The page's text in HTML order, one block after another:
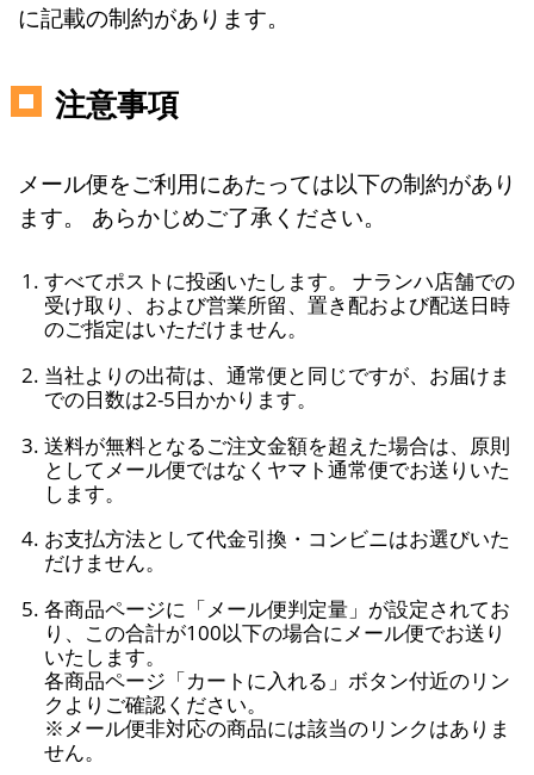
に記載の制約があります。
注意事項
メール便をご利用にあたっては以下の制約があり
ます。 あらかじめご了承ください。
すべてポストに投函いたします。 ナランハ店舗での
受け取り、および営業所留、置き配および配送日時
のご指定はいただけません。
当社よりの出荷は、通常便と同じですが、お届けま
での日数は2-5日かかります。
送料が無料となるご注文金額を超えた場合は、原則
としてメール便ではなくヤマト通常便でお送りいた
します。
お支払方法として代金引換・コンビニはお選びいた
だけません。
各商品ページに「メール便判定量」が設定されてお
り、この合計が100以下の場合にメール便でお送り
いたします。
各商品ページ「カートに入れる」ボタン付近のリン
クよりご確認ください。
※メール便非対応の商品には該当のリンクはありま
せん。